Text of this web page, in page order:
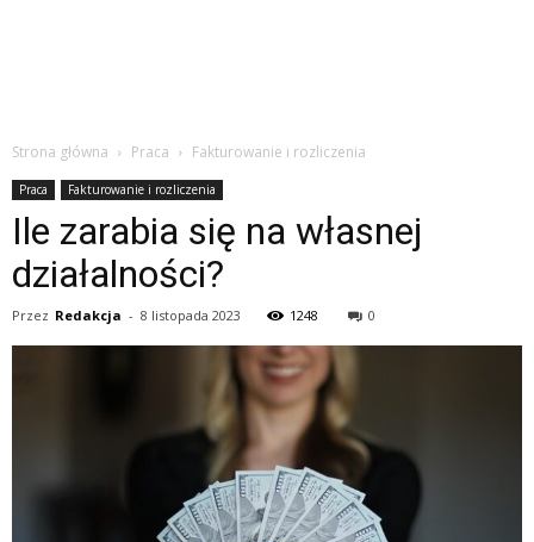
Strona główna Praca Fakturowanie i rozliczenia
Praca Fakturowanie i rozliczenia
Ile zarabia się na własnej
działalności?
Przez Redakcja - 8 listopada 2023 1248 0